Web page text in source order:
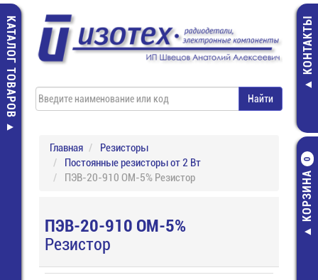
КАТАЛОГ ТОВАРОВ КОНТАКТЫ
КОРЗИНА
0
Главная
Резисторы
Постоянные резисторы от 2 Вт
ПЭВ-20-910 ОМ-5% Резистор
ПЭВ-20-910 ОМ-5%
Резистор